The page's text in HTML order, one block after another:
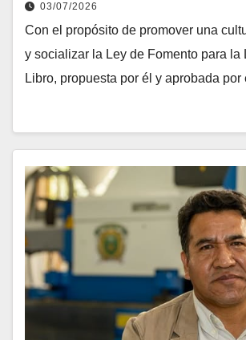
03/07/2026
Con el propósito de promover una
y socializar la Ley de Fomento para la
Libro, propuesta por él y aprobada